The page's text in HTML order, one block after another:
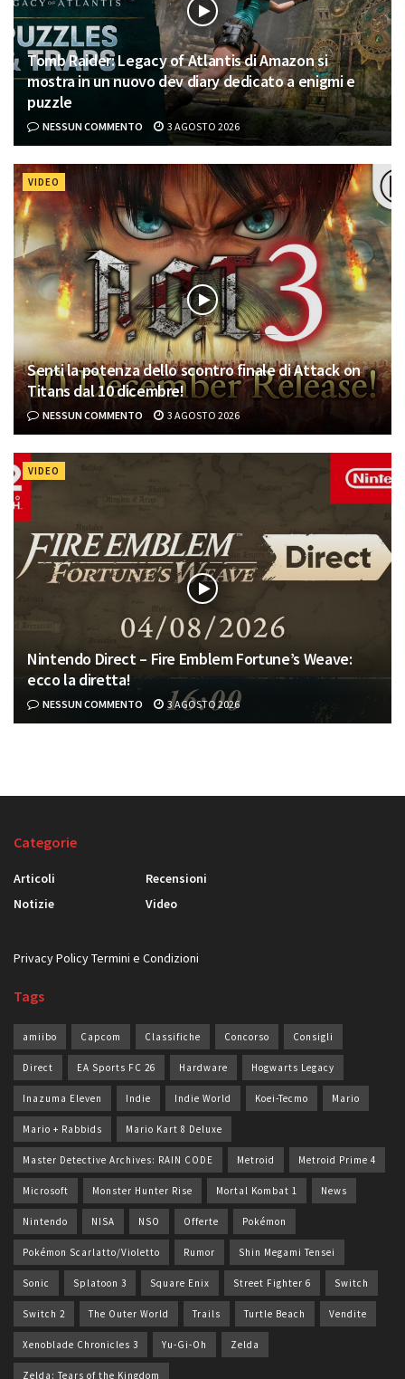
Tomb Raider: Legacy of Atlantis di Amazon si
mostra in un nuovo dev diary dedicato a enigmi e
puzzle
NESSUN COMMENTO 3 AGOSTO 2026
VIDEO
Senti la potenza dello scontro finale di Attack on
Titans dal 10 dicembre!
NESSUN COMMENTO 3 AGOSTO 2026
VIDEO
Nintendo Direct – Fire Emblem Fortune’s Weave:
ecco la diretta!
NESSUN COMMENTO 3 AGOSTO 2026
Categorie
Articoli
Notizie
Recensioni
Video
Privacy PolicyTermini e Condizioni
Tags
amiibo Capcom Classifiche Concorso Consigli
Direct EA Sports FC 26 Hardware Hogwarts Legacy
Inazuma Eleven Indie Indie World Koei-Tecmo Mario
Mario + Rabbids Mario Kart 8 Deluxe
Master Detective Archives: RAIN CODE Metroid Metroid Prime 4
Microsoft Monster Hunter Rise Mortal Kombat 1 News
Nintendo NISA NSO Offerte Pokémon
Pokémon Scarlatto/Violetto Rumor Shin Megami Tensei
Sonic Splatoon 3 Square Enix Street Fighter 6 Switch
Switch 2 The Outer World Trails Turtle Beach Vendite
Xenoblade Chronicles 3 Yu-Gi-Oh Zelda
Zelda: Tears of the Kingdom